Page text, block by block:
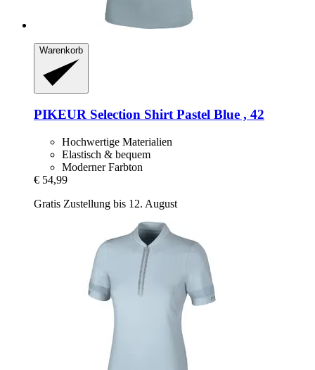
Warenkorb
PIKEUR Selection Shirt Pastel Blue , 42
Hochwertige Materialien
Elastisch & bequem
Moderner Farbton
€ 54,99
Gratis Zustellung bis 12. August